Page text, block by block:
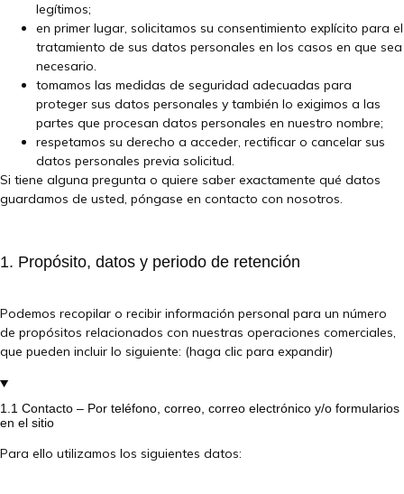
legítimos;
en primer lugar, solicitamos su consentimiento explícito para el
tratamiento de sus datos personales en los casos en que sea
necesario.
tomamos las medidas de seguridad adecuadas para
proteger sus datos personales y también lo exigimos a las
partes que procesan datos personales en nuestro nombre;
respetamos su derecho a acceder, rectificar o cancelar sus
datos personales previa solicitud.
Si tiene alguna pregunta o quiere saber exactamente qué datos
guardamos de usted, póngase en contacto con nosotros.
1. Propósito, datos y periodo de retención
Podemos recopilar o recibir información personal para un número
de propósitos relacionados con nuestras operaciones comerciales,
que pueden incluir lo siguiente: (haga clic para expandir)
1.1 Contacto – Por teléfono, correo, correo electrónico y/o formularios
en el sitio
Para ello utilizamos los siguientes datos: